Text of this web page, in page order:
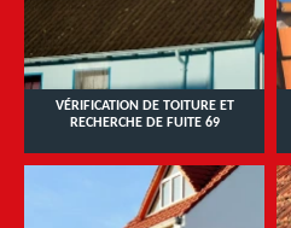
VÉRIFICATION DE TOITURE ET
RECHERCHE DE FUITE 69